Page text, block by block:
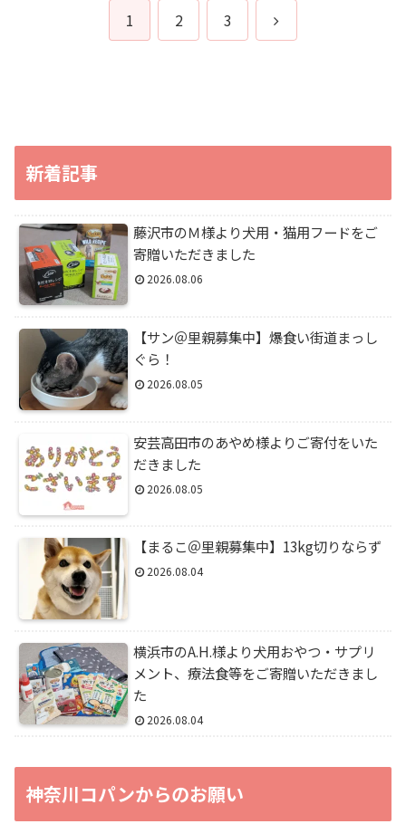
1 2 3
次
新着記事
藤沢市のＭ様より犬用・猫用フードをご
寄贈いただきました
2026.08.06
【サン＠里親募集中】爆食い街道まっし
ぐら！
2026.08.05
安芸高田市のあやめ様よりご寄付をいた
だきました
2026.08.05
【まるこ＠里親募集中】13kg切りならず
2026.08.04
横浜市のA.H.様より犬用おやつ・サプリ
メント、療法食等をご寄贈いただきまし
た
2026.08.04
神奈川コパンからのお願い